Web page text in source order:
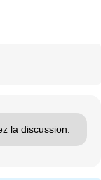
la discussion.